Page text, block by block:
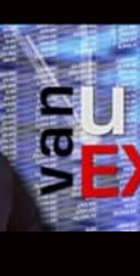
EXECUTIE
van de
and Stones aan